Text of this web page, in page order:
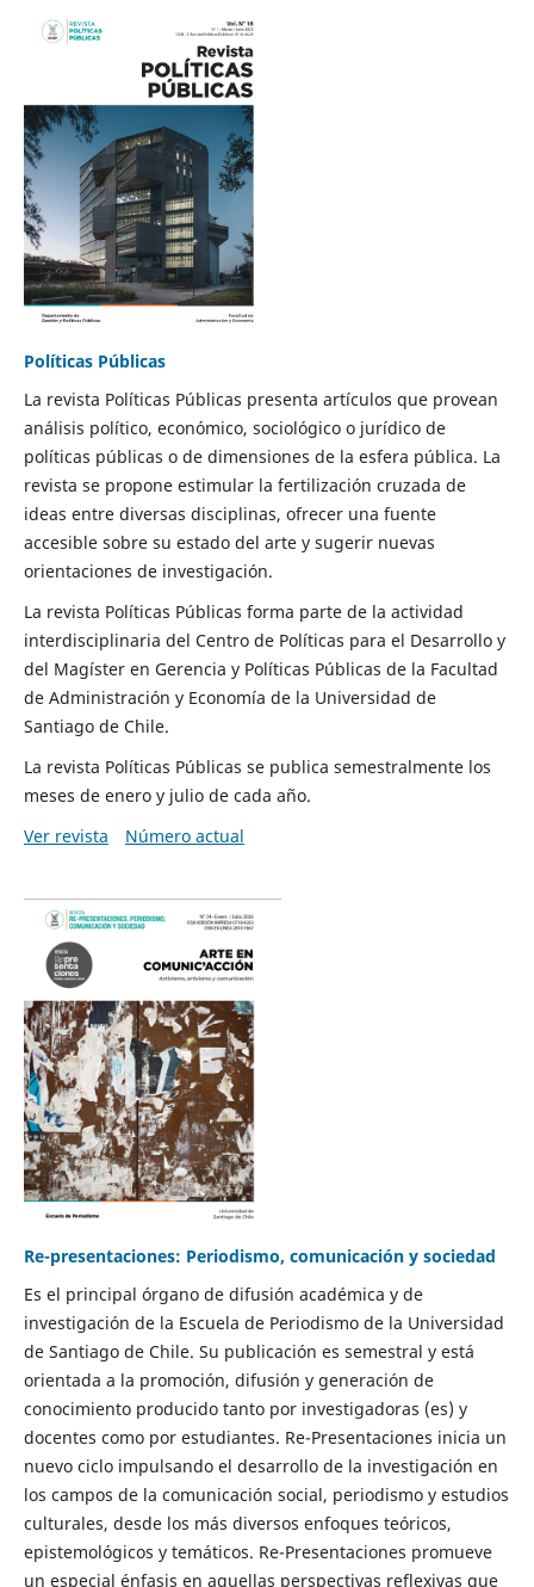
Políticas Públicas
La revista Políticas Públicas presenta artículos que provean
análisis político, económico, sociológico o jurídico de
políticas públicas o de dimensiones de la esfera pública. La
revista se propone estimular la fertilización cruzada de
ideas entre diversas disciplinas, ofrecer una fuente
accesible sobre su estado del arte y sugerir nuevas
orientaciones de investigación.
La revista Políticas Públicas forma parte de la actividad
interdisciplinaria del Centro de Políticas para el Desarrollo y
del Magíster en Gerencia y Políticas Públicas de la Facultad
de Administración y Economía de la Universidad de
Santiago de Chile.
La revista Políticas Públicas se publica semestralmente los
meses de enero y julio de cada año.
Ver revista
Número actual
Re-presentaciones: Periodismo, comunicación y sociedad
Es el principal órgano de difusión académica y de
investigación de la Escuela de Periodismo de la Universidad
de Santiago de Chile. Su publicación es semestral y está
orientada a la promoción, difusión y generación de
conocimiento producido tanto por investigadoras (es) y
docentes como por estudiantes. Re-Presentaciones inicia un
nuevo ciclo impulsando el desarrollo de la investigación en
los campos de la comunicación social, periodismo y estudios
culturales, desde los más diversos enfoques teóricos,
epistemológicos y temáticos. Re-Presentaciones promueve
un especial énfasis en aquellas perspectivas reflexivas que